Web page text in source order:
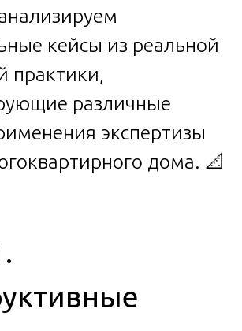
кейсы из реальной
практики,
различные
экспертизы
дома. 📐